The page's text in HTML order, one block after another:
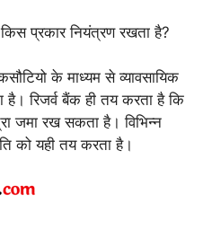
किस प्रकार नियंत्रण रखता है?
के माध्यम से व्यावसायिक
है। रिजर्व बैंक ही तय करता है कि
जमा रख सकता है। विभिन्न
को यही तय करता है।